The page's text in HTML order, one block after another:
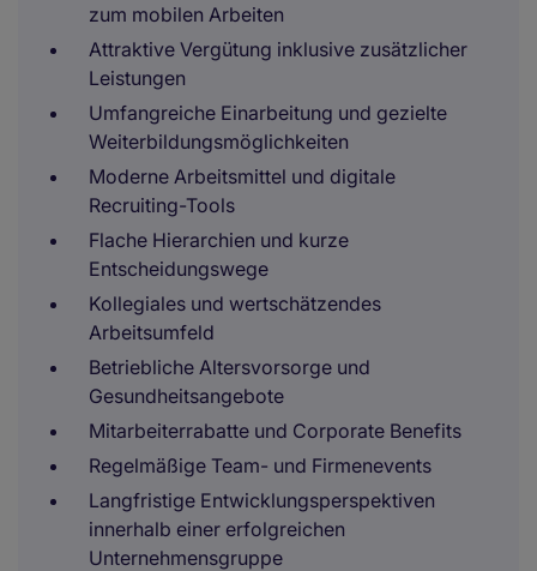
zum mobilen Arbeiten
Attraktive Vergütung inklusive zusätzlicher
Leistungen
Umfangreiche Einarbeitung und gezielte
Weiterbildungsmöglichkeiten
Moderne Arbeitsmittel und digitale
Recruiting-Tools
Flache Hierarchien und kurze
Entscheidungswege
Kollegiales und wertschätzendes
Arbeitsumfeld
Betriebliche Altersvorsorge und
Gesundheitsangebote
Mitarbeiterrabatte und Corporate Benefits
Regelmäßige Team- und Firmenevents
Langfristige Entwicklungsperspektiven
innerhalb einer erfolgreichen
Unternehmensgruppe